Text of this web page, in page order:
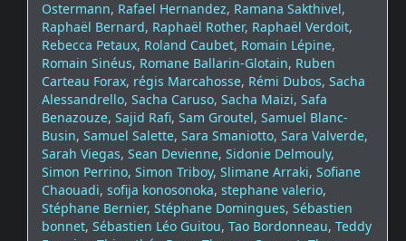
Ostermann, Rafael Hernandez, Ramana Sakthivel,
Raphaël Bernard, Raphaël Rother, Raphaël Verdoit,
Rebecca Petaux, Roland Caubet, Romain Lépine,
Romain Sinéus, Romane Ballarin-Glotain, Ruben
Carteau Forax, régis Marcahosse, Rémi Dubos, Sacha
Alessandrello, Sacha Caruso, Sacha Maizi, Safa
Benazouze, Sajid Rafi, Sam Groutel, Samuel Blanc-
Busin, Samuel Salette, Sara Smaniotto, Sara Valverde,
Sarah Viegas, Sean Devienne, Sidonie Delmouly,
Simon Perrino, Simon Triboy, Slimane Arraki, Sofiane
Chaouadi, sofija konosonoka, stephane valerio,
Stéphane Bernier, Stéphane Domingues, Sébastien
bonnet, Sébastien Léo Guitou, Tao Bordonneau, Teddy